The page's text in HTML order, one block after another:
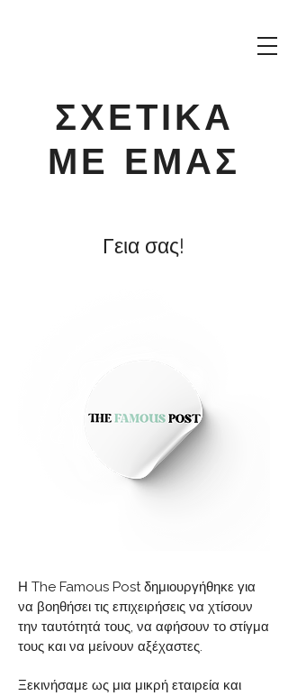
ΣΧΕΤΙΚΑ
ΜΕ ΕΜΑΣ
Γεια σας!
Η The Famous Post δημιουργήθηκε για
να βοηθήσει τις επιχειρήσεις να χτίσουν
την ταυτότητά τους, να αφήσουν το στίγμα
τους και να μείνουν αξέχαστες.
Ξεκινήσαμε ως μια μικρή εταιρεία και